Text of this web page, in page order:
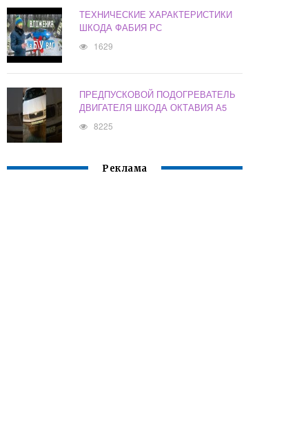
ТЕХНИЧЕСКИЕ ХАРАКТЕРИСТИКИ
ШКОДА ФАБИЯ РС
1629
ПРЕДПУСКОВОЙ ПОДОГРЕВАТЕЛЬ
ДВИГАТЕЛЯ ШКОДА ОКТАВИЯ А5
8225
Реклама